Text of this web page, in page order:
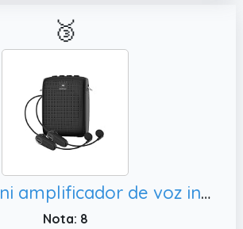
🥉
SANMIC Mini amplificador de voz inalámbrico con dos micrófonos Bluetooth, altavoz pequeño recargable con micrófono de
Nota: 8